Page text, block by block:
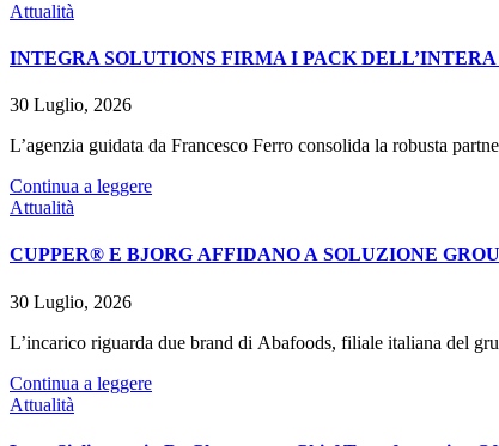
Attualità
INTEGRA SOLUTIONS FIRMA I PACK
30 Luglio, 2026
L’agenzia guidata da Francesco Ferro consolida la robusta
Continua a leggere
Attualità
CUPPER® E BJORG AFFIDANO A SOLUZIONE
30 Luglio, 2026
L’incarico riguarda due brand di Abafoods, filiale italiana del
Continua a leggere
Attualità